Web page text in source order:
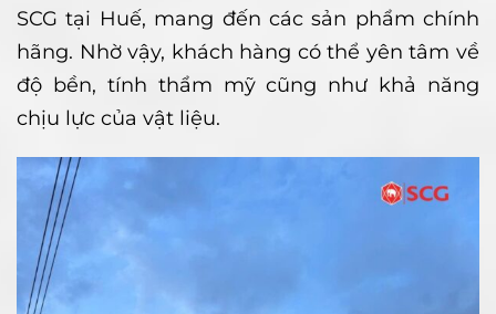
SCG tại Huế, mang đến các sản phẩm chính
hãng. Nhờ vậy, khách hàng có thể yên tâm về
độ bền, tính thẩm mỹ cũng như khả năng
chịu lực của vật liệu.